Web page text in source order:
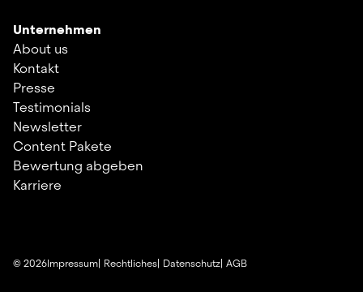
Unternehmen
About us
Kontakt
Presse
Testimonials
Newsletter
Content Pakete
Bewertung abgeben
Karriere
©2026Impressum Rechtliches Datenschutz AGB